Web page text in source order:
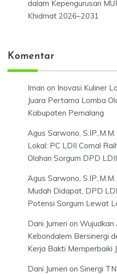
dalam Kepengurusan
Khidmat 2026–2031
Komentar
Iman on Inovasi Kuliner
Juara Pertama Lomba
Kabupaten Pemalang
Agus Sarwono,
Lokal: PC LDII Comal
Olahan Sorgum DPD
Agus Sarwono,
Mudah Didapat, DPD
Potensi Sorgum Lewat
Dani Jumeri on Wujudkan
Kebondalem Bersinergi
Kerja Bakti Memperbaiki
Dani Jumeri on Sinergi